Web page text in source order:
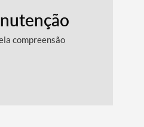
compreensão